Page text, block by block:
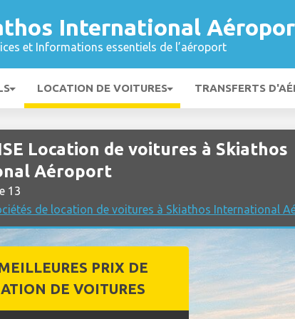
International
et Informations essentiels de l’aéroport
LOCATION DE VOITURES TRANSFERTS
Location de voitures à Skiathos
Aéroport
13
de location de voitures à Skiathos International
PRIX DE
DE VOITURES